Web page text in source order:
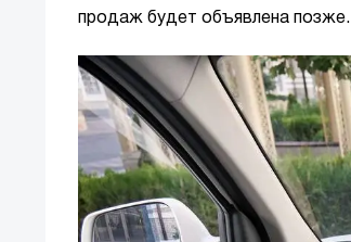
продаж будет объявлена позже.